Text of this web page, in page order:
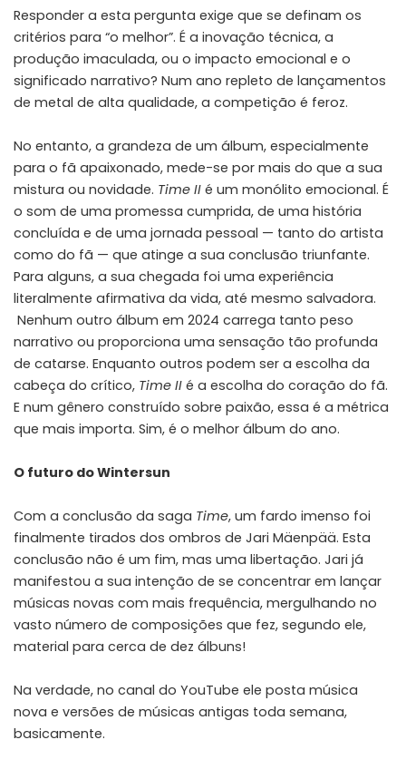
Responder a esta pergunta exige que se definam os
critérios para “o melhor”. É a inovação técnica, a
produção imaculada, ou o impacto emocional e o
significado narrativo? Num ano repleto de lançamentos
de metal de alta qualidade, a competição é feroz.
No entanto, a grandeza de um álbum, especialmente
para o fã apaixonado, mede-se por mais do que a sua
mistura ou novidade. Time II é um monólito emocional. É
o som de uma promessa cumprida, de uma história
concluída e de uma jornada pessoal — tanto do artista
como do fã — que atinge a sua conclusão triunfante.
Para alguns, a sua chegada foi uma experiência
literalmente afirmativa da vida, até mesmo salvadora.
Nenhum outro álbum em 2024 carrega tanto peso
narrativo ou proporciona uma sensação tão profunda
de catarse. Enquanto outros podem ser a escolha da
cabeça do crítico, Time II é a escolha do coração do fã.
E num gênero construído sobre paixão, essa é a métrica
que mais importa. Sim, é o melhor álbum do ano.
O futuro do Wintersun
Com a conclusão da saga Time, um fardo imenso foi
finalmente tirados dos ombros de Jari Mäenpää. Esta
conclusão não é um fim, mas uma libertação. Jari já
manifestou a sua intenção de se concentrar em lançar
músicas novas com mais frequência, mergulhando no
vasto número de composições que fez, segundo ele,
material para cerca de dez álbuns!
Na verdade, no canal do YouTube ele posta música
nova e versões de músicas antigas toda semana,
basicamente.